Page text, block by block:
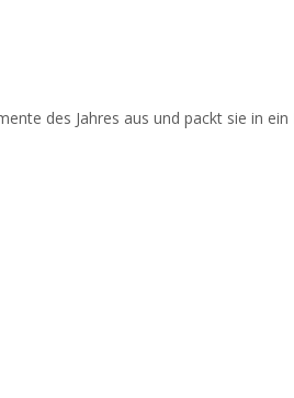
des Jahres aus und packt sie in